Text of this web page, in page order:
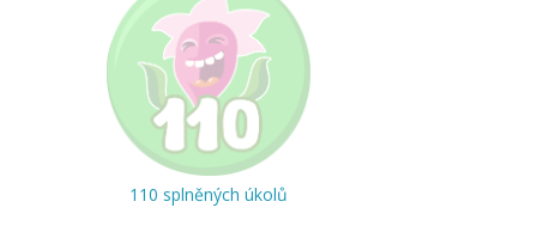
110 splněných úkolů